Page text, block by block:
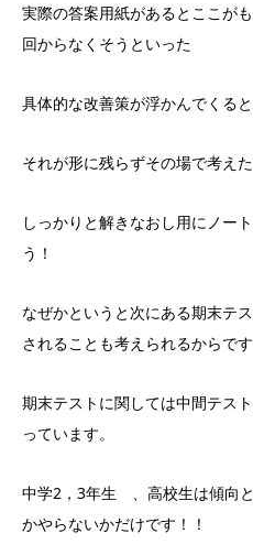
実際の答案用紙があるとここが
回からなくそうといった
具体的な改善策が浮かんでくると
それが形に残らずその場で考え
しっかりと解きなおし用にノー
う！
なぜかというと次にある期末テ
されることも考えられるからです
期末テストに関しては中間テス
っています。
中学2，3年生 、高校生は傾向
かやらないかだけです！！